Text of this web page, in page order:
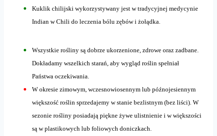
Kuklik chilijski wykorzystywany jest w tradycyjnej medycynie
Indian w Chili do leczenia bólu zębów i żołądka.
Wszystkie rośliny są dobrze ukorzenione, zdrowe oraz zadbane.
Dokładamy wszelkich starań, aby wygląd roślin spełniał
Państwa oczekiwania.
W okresie zimowym, wczesnowiosennym lub późnojesiennym
większość roślin sprzedajemy w stanie bezlistnym (bez liści). W
sezonie rośliny posiadają piękne żywe ulistnienie i w większości
są w plastikowych lub foliowych doniczkach.